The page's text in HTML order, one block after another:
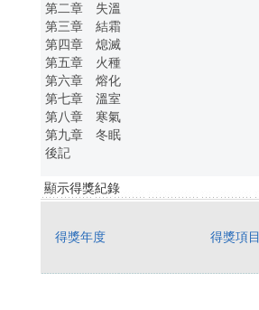
第二章 失溫
第三章 結霜
第四章 熄滅
第五章 火種
第六章 熔化
第七章 溫室
第八章 寒氣
第九章 冬眠
後記
顯示得獎紀錄
得獎年度 得獎項目